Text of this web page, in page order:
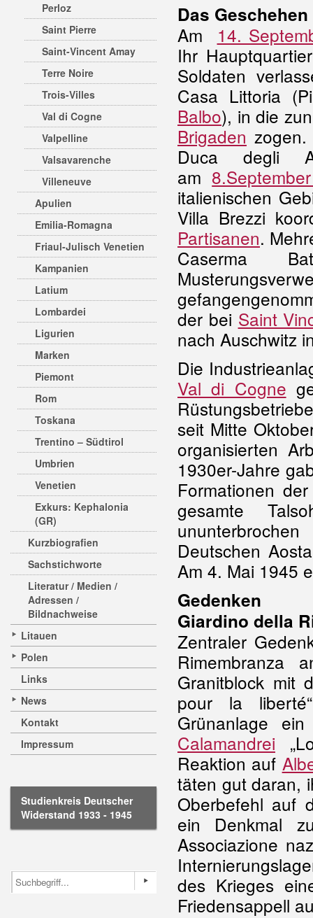
Perloz
Saint Pierre
Saint-Vincent Amay
Terre Noire
Trois-Villes
Val di Cogne
Valpelline
Valsavarenche
Villeneuve
Apulien
Emilia-Romagna
Friaul-Julisch Venetien
Kampanien
Latium
Lombardei
Ligurien
Marken
Piemont
Rom
Toskana
Trentino – Südtirol
Umbrien
Venetien
Exkurs: Kephalonia
(GR)
Kurzbiografien
Sachstichworte
Literatur / Medien /
Adressen /
Bildnachweise
Litauen
Polen
Links
News
Kontakt
Impressum
Studienkreis Deutscher
Widerstand 1933 - 1945
Das Geschehen
Am 14.
Ihr
Soldaten
Casa Littoria
Balbo), in die
Brigaden
Duca degli
am
italienischen
Villa Brezzi
Partisanen.
Caserma
der bei Saint
nach Auschwitz
Die
Val di Cogne
seit Mitte
organisierten
1930er-Jahre
Formationen
gesamte
Deutschen
Am 4. Mai 1945
Gedenken
Giardino della
Zentraler
Granitblock mit
pour la
Grünanlage
Calamandrei
Reaktion auf
täten gut daran,
Oberbefehl auf
ein Denkmal
Associazione
des Krieges
Friedensappell